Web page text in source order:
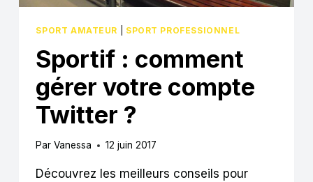
SPORT AMATEUR SPORT PROFESSIONNEL
Sportif : comment
gérer votre compte
Twitter ?
Par Vanessa 12 juin 2017
Découvrez les meilleurs conseils pour